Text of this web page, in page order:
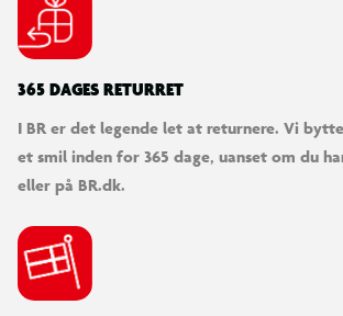
365 DAGES RETURRET
I BR er det legende let at returnere. Vi
et smil inden for 365 dage, uanset om du
eller på BR.dk.